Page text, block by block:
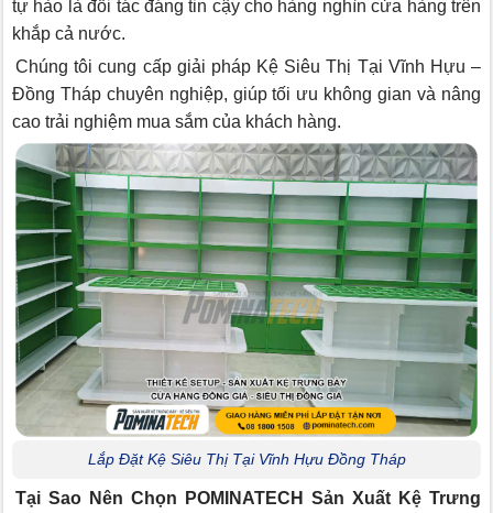
tự hào là đối tác đáng tin cậy cho hàng nghìn cửa hàng trên
khắp cả nước.
Chúng tôi cung cấp giải pháp Kệ Siêu Thị Tại Vĩnh Hựu –
Đồng Tháp chuyên nghiệp, giúp tối ưu không gian và nâng
cao trải nghiệm mua sắm của khách hàng.
Lắp Đặt Kệ Siêu Thị Tại Vĩnh Hựu Đồng Tháp
Tại Sao Nên Chọn POMINATECH Sản Xuất Kệ Trưng